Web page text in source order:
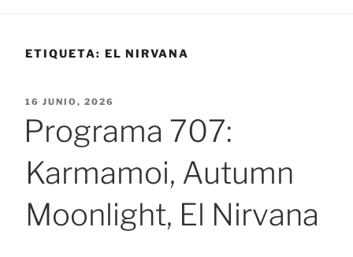
ETIQUETA: EL NIRVANA
PUBLICADO
16 JUNIO, 2026
Programa 707:
Karmamoi, Autumn
Moonlight, El Nirvana